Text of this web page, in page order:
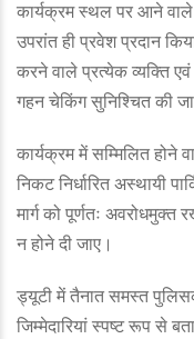
कार्यक्रम स्थल पर आने
उपरांत ही प्रवेश प्रदान
करने वाले प्रत्येक व्यक्ति एवं
गहन चेकिंग सुनिश्चित की
कार्यक्रम में सम्मिलित होने
निकट निर्धारित अस्थायी
मार्ग को पूर्णतः अवरोधमुक्त
न होने दी जाए।
ड्यूटी में तैनात समस्त
जिम्मेदारियां स्पष्ट रूप से